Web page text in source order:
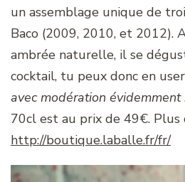
un assemblage unique de
Baco (2009, 2010, et 2012).
ambrée naturelle, il se
cocktail, tu peux donc en
avec modération évidemment
70cl est au prix de 49€. Plus
http://boutique.laballe.fr/fr/